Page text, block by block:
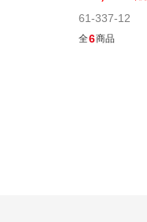
61-337-12
全6商品